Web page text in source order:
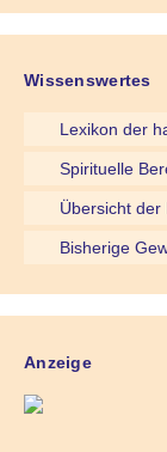
Wissenswertes
Lexikon der
Spirituelle
Übersicht der
Bisherige
Anzeige